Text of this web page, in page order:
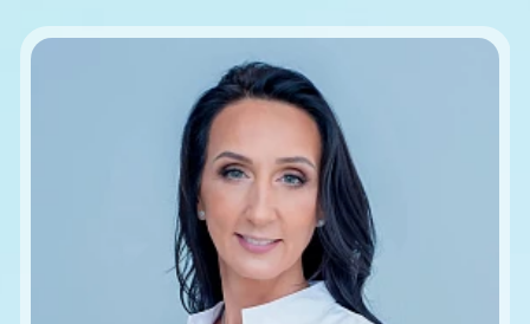
09:00-18:00